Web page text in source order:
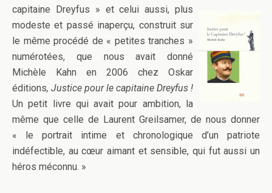
capitaine Dreyfus » et celui aussi, plus
modeste et passé inaperçu, construit sur
le même procédé de « petites tranches »
numérotées, que nous avait donné
Michèle Kahn en 2006 chez Oskar
éditions, Justice pour le capitaine Dreyfus !
Un petit livre qui avait pour ambition, la
même que celle de Laurent Greilsamer, de nous donner
« le portrait intime et chronologique d’un patriote
indéfectible, au cœur aimant et sensible, qui fut aussi un
héros méconnu. »